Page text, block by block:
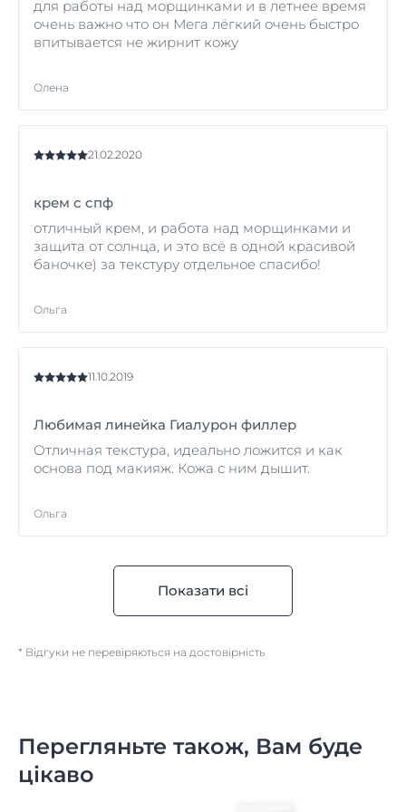
для работы над морщинками и в летнее время
очень важно что он Мега лёгкий очень быстро
впитывается не жирнит кожу
Олена
21.02.2020
крем с спф
отличный крем, и работа над морщинками и
защита от солнца, и это всё в одной красивой
баночке) за текстуру отдельное спасибо!
Ольга
11.10.2019
Любимая линейка Гиалурон филлер
Отличная текстура, идеально ложится и как
основа под макияж. Кожа с ним дышит.
Ольга
Показати всі
* Відгуки не перевіряються на достовірність
Перегляньте також, Вам буде
цікаво